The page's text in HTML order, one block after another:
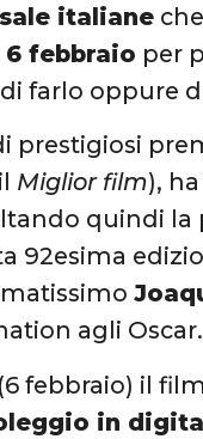
sale italiane
6 febbraio per
farlo oppure
prestigiosi
Miglior film),
quindi la
92esima
agli Oscar.
febbraio) il
in